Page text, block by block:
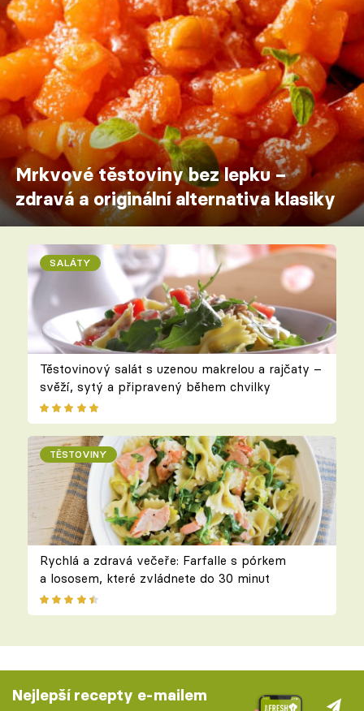
Mrkvové těstoviny bez lepku –
zdravá a originální alternativa klasiky
SALÁTY
Těstovinový salát s uzenou makrelou a rajčaty –
svěží, sytý a připravený během chvilky
TĚSTOVINY
Rychlá a zdravá večeře: Farfalle s pórkem
a lososem, které zvládnete do 30 minut
Nejlepší recepty e-mailem